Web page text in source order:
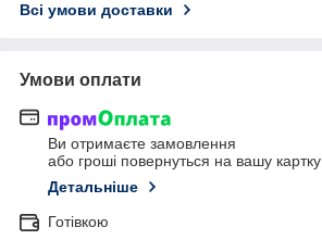
Всі умови доставки
Умови оплати
Ви отримаєте замовлення
або гроші повернуться на вашу картку
Детальніше
Готівкою